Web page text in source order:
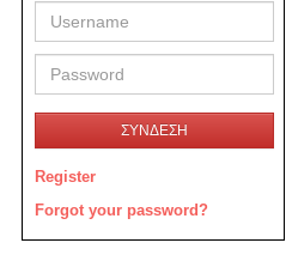
ΣΥΝΔΕΣΗ
Register
Forgot your password?